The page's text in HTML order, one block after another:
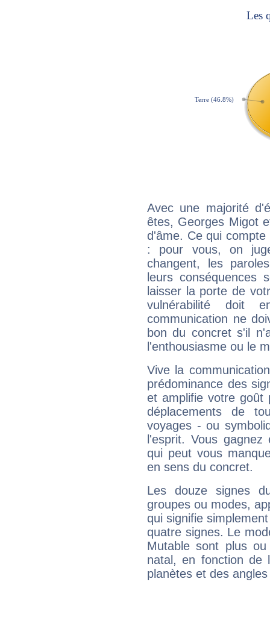
Avec une majorité
êtes, Georges Migot
d'âme. Ce qui
: pour vous, on
changent, les
leurs conséquences
laisser la porte de
vulnérabilité doit
communication ne
bon du concret s'il
l'enthousiasme ou le
Vive la
prédominance des
et amplifie votre goût
déplacements de
voyages - ou
l'esprit. Vous
qui peut vous
en sens du concret.
Les douze signes
groupes ou modes,
qui signifie
quatre signes. Le
Mutable sont plus
natal, en fonction de
planètes et des